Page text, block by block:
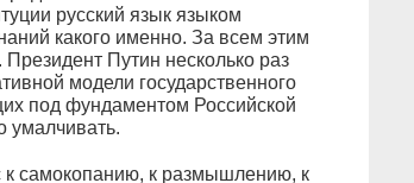
русский язык языком
какого именно. За всем этим
Путин несколько раз
модели государственного
под фундаментом Российской
умалчивать.
к самокопанию, к размышлению, к